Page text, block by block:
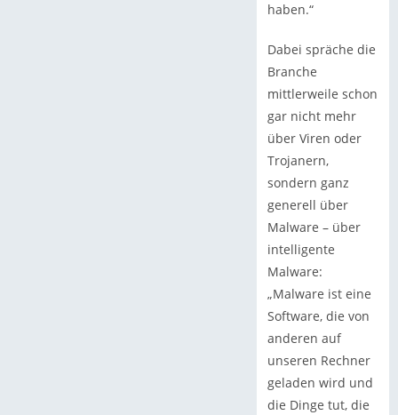
haben.“
Dabei spräche die
Branche
mittlerweile schon
gar nicht mehr
über Viren oder
Trojanern,
sondern ganz
generell über
Malware – über
intelligente
Malware:
„Malware ist eine
Software, die von
anderen auf
unseren Rechner
geladen wird und
die Dinge tut, die